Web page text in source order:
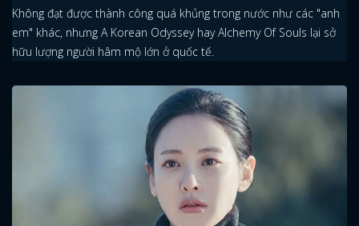
Không đạt được thành công quá khủng trong nước như các "anh
em" khác, nhưng A Korean Odyssey hay Alchemy Of Souls lại sở
hữu lượng người hâm mộ lớn ở quốc tế.